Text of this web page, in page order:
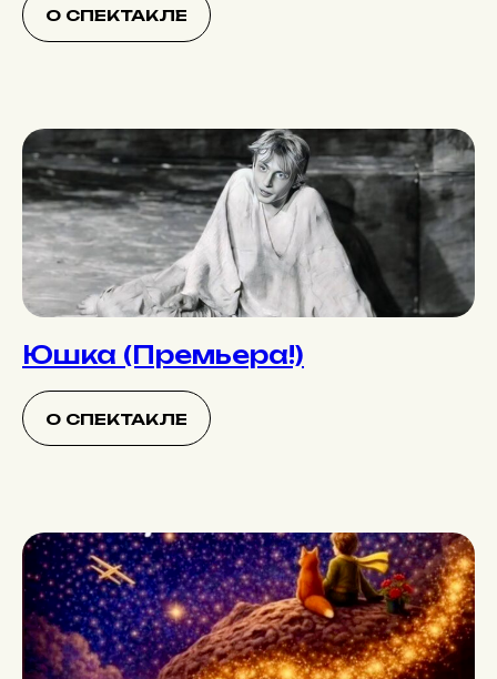
О СПЕКТАКЛЕ
Юшка (Премьера!)
О СПЕКТАКЛЕ